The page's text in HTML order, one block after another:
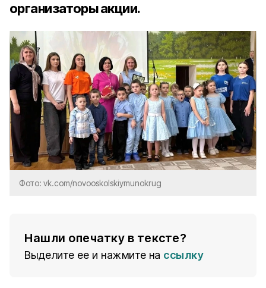
организаторы акции.
Фото: vk.com/novooskolskiymunokrug
Нашли опечатку в тексте?
Выделите ее и нажмите на ссылку